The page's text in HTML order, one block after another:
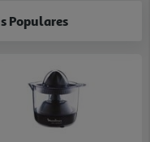
Populares